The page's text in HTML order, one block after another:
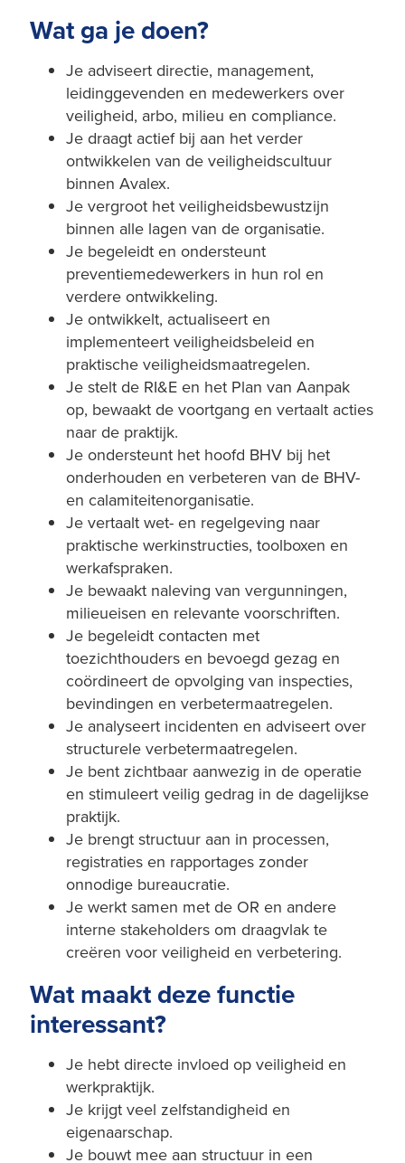
Wat ga je doen?
Je adviseert directie, management,
leidinggevenden en medewerkers over
veiligheid, arbo, milieu en compliance.
Je draagt actief bij aan het verder
ontwikkelen van de veiligheidscultuur
binnen Avalex.
Je vergroot het veiligheidsbewustzijn
binnen alle lagen van de organisatie.
Je begeleidt en ondersteunt
preventiemedewerkers in hun rol en
verdere ontwikkeling.
Je ontwikkelt, actualiseert en
implementeert veiligheidsbeleid en
praktische veiligheidsmaatregelen.
Je stelt de RI&E en het Plan van Aanpak
op, bewaakt de voortgang en vertaalt acties
naar de praktijk.
Je ondersteunt het hoofd BHV bij het
onderhouden en verbeteren van de BHV-
en calamiteitenorganisatie.
Je vertaalt wet- en regelgeving naar
praktische werkinstructies, toolboxen en
werkafspraken.
Je bewaakt naleving van vergunningen,
milieueisen en relevante voorschriften.
Je begeleidt contacten met
toezichthouders en bevoegd gezag en
coördineert de opvolging van inspecties,
bevindingen en verbetermaatregelen.
Je analyseert incidenten en adviseert over
structurele verbetermaatregelen.
Je bent zichtbaar aanwezig in de operatie
en stimuleert veilig gedrag in de dagelijkse
praktijk.
Je brengt structuur aan in processen,
registraties en rapportages zonder
onnodige bureaucratie.
Je werkt samen met de OR en andere
interne stakeholders om draagvlak te
creëren voor veiligheid en verbetering.
Wat maakt deze functie
interessant?
Je hebt directe invloed op veiligheid en
werkpraktijk.
Je krijgt veel zelfstandigheid en
eigenaarschap.
Je bouwt mee aan structuur in een